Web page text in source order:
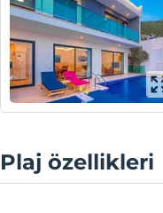
Plaj özellikleri